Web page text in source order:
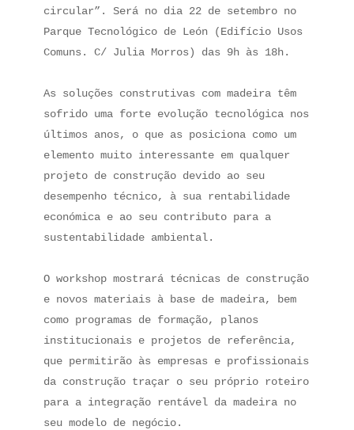
circular”. Será no dia 22 de setembro no
Parque Tecnológico de León (Edifício Usos
Comuns. C/ Julia Morros) das 9h às 18h.
As soluções construtivas com madeira têm
sofrido uma forte evolução tecnológica nos
últimos anos, o que as posiciona como um
elemento muito interessante em qualquer
projeto de construção devido ao seu
desempenho técnico, à sua rentabilidade
económica e ao seu contributo para a
sustentabilidade ambiental.
O workshop mostrará técnicas de construção
e novos materiais à base de madeira, bem
como programas de formação, planos
institucionais e projetos de referência,
que permitirão às empresas e profissionais
da construção traçar o seu próprio roteiro
para a integração rentável da madeira no
seu modelo de negócio.